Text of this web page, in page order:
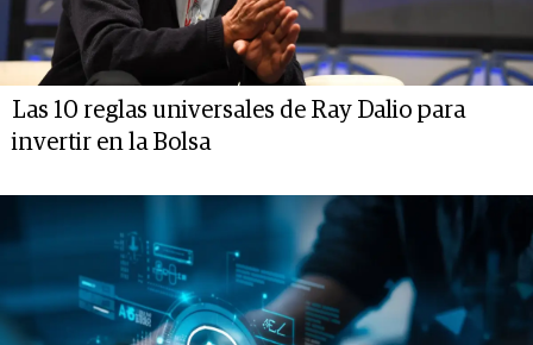
Las 10 reglas universales de Ray Dalio para
invertir en la Bolsa